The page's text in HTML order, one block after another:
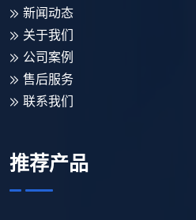
新闻动态
关于我们
公司案例
售后服务
联系我们
推荐产品